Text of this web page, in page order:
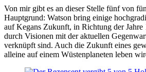
Von mir gibt es an dieser Stelle fünf von
Hauptgrund: Watson bring einige
auf Kegans Zukunft, in Richtung der
durch Visionen mit der aktuellen
verknüpft sind. Auch die Zukunft eines
alleine auf einem Wüstenplaneten leben